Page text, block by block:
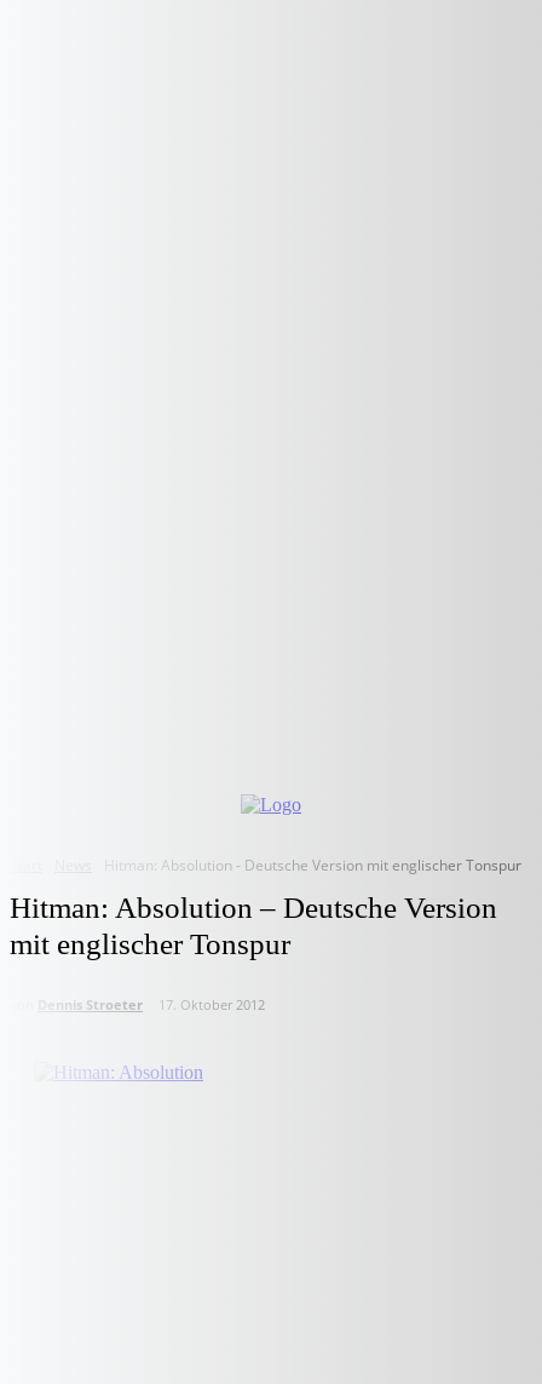
Hitman: Absolution - Deutsche Version mit englischer Tonspur
Hitman: Absolution – Deutsche Version
mit englischer Tonspur
Dennis Stroeter 17. Oktober 2012